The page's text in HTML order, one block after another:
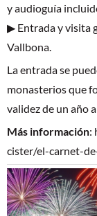
y audioguía
▶ Entrada y visita
Vallbona.
La entrada se
monasterios que
validez de un año
Más información:
cister/el-carnet-